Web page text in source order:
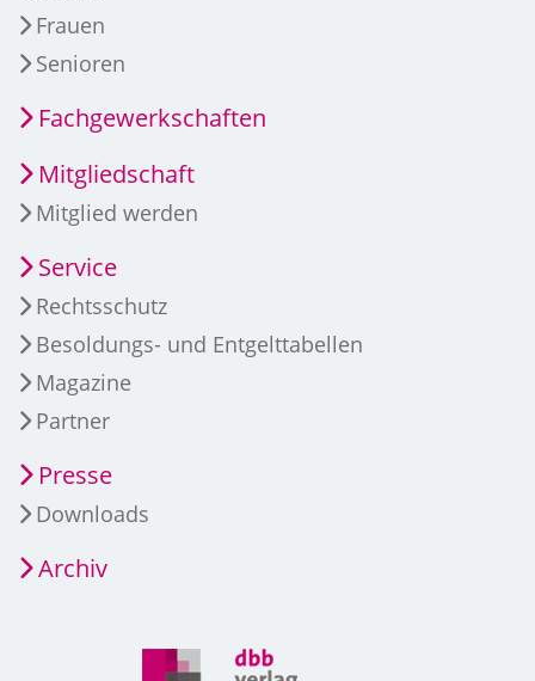
Frauen
Senioren
Fachgewerkschaften
Mitgliedschaft
Mitglied werden
Service
Rechtsschutz
Besoldungs- und Entgelttabellen
Magazine
Partner
Presse
Downloads
Archiv